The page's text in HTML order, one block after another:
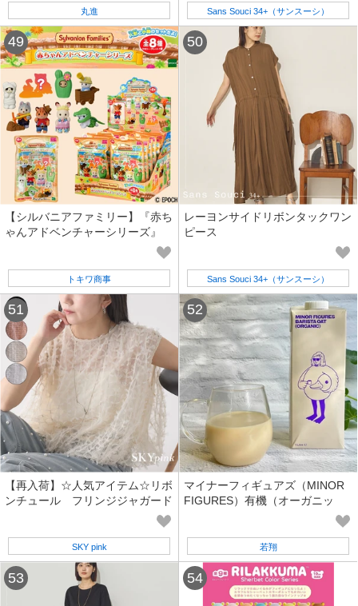
丸進 Sans Souci 34+（サンスーシ）
【シルバニアファミリー】『赤ち
ゃんアドベンチャーシリーズ』
トキワ商事
レーヨンサイドリボンタックワン
ピース
Sans Souci 34+（サンスーシ）
【再入荷】☆人気アイテム☆リボ
ンチュール フリンジジャガード
シアーベストブラウス skypink
SKY pink
マイナーフィギュアズ（MINOR
FIGURES）有機（オーガニッ
若翔